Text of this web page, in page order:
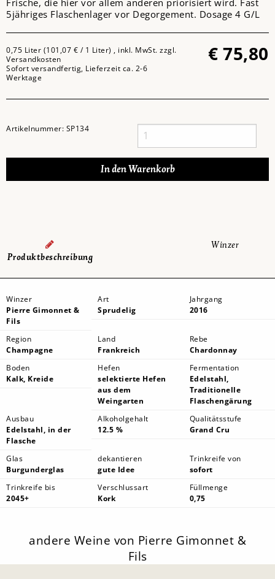
Frische, die hier vor allem anderen priorisiert wird. Fast
5jähriges Flaschenlager vor Degorgement. Dosage 4 G/L
0,75 Liter (101,07 € / 1 Liter) , inkl. MwSt. zzgl.
Versandkosten
Sofort versandfertig, Lieferzeit ca. 2-6
Werktage
€ 75,80
Artikelnummer: SP134
Produktbeschreibung
Winzer
Winzer
Pierre Gimonnet &
Fils
Art
Sprudelig
Jahrgang
2016
Region
Champagne
Land
Frankreich
Rebe
Chardonnay
Boden
Kalk, Kreide
Hefen
selektierte Hefen
aus dem
Weingarten
Fermentation
Edelstahl,
Traditionelle
Flaschengärung
Ausbau
Edelstahl, in der
Flasche
Alkoholgehalt
12.5 %
Qualitätsstufe
Grand Cru
Glas
Burgunderglas
dekantieren
gute Idee
Trinkreife von
sofort
Trinkreife bis
2045+
Verschlussart
Kork
Füllmenge
0,75
andere Weine von Pierre Gimonnet &
Fils